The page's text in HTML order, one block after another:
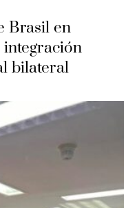
Brasil en
integración
bilateral